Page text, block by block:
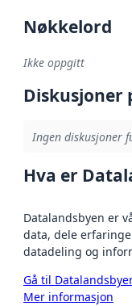
Nøkkelord
Ikke oppgitt
Diskusjoner
Ingen diskusjoner
Hva er
Datalandsbyen er
data, dele
datadeling og
Gå til
Mer informasjon